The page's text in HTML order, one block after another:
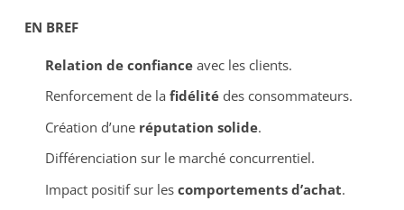
EN BREF
Relation de confianceavec les clients.
Renforcement de la fidélitédes consommateurs.
Création d’une réputation solide.
Différenciation sur le marché concurrentiel.
Impact positif sur les comportements d’achat.